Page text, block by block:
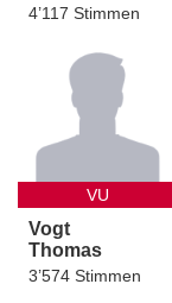
4’117 Stimmen
VU
Vogt
Thomas
3’574 Stimmen